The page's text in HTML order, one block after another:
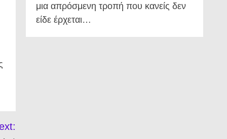
μια απρόσμενη τροπή που κανείς δεν
είδε έρχεται…